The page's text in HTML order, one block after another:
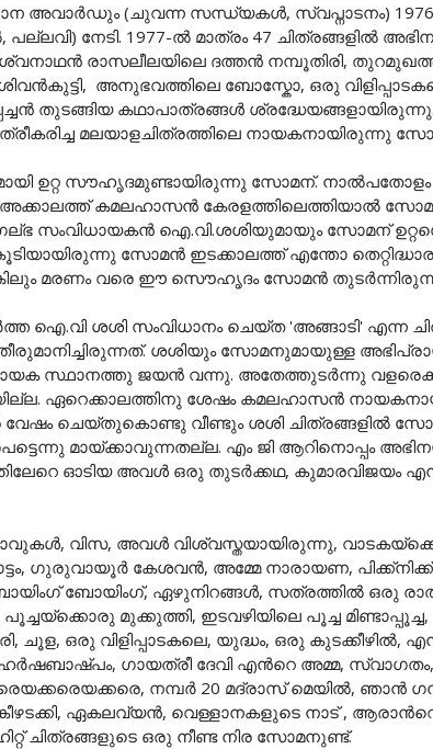
അവാർഡും (ചുവന്ന സന്ധ്യകൾ, സ്വപ്നാടനം)
നേടി. 1977-ൽ മാത്രം 47 ചിത്രങ്ങളിൽ
രാസലീലയിലെ ദത്തൻ നമ്പൂതിരി,
അനുഭവത്തിലെ ബോസ്കോ, ഒരു
തുടങ്ങിയ കഥാപാത്രങ്ങൾ ശ്രദ്ധേയങ്ങളായിരുന്നു.
മലയാളചിത്രത്തിലെ നായകനായിരുന്നു
ഉറ്റ സൗഹൃദമുണ്ടായിരുന്നു സോമന്. നാൽപതോളം
അക്കാലത്ത് കമലഹാസൻ കേരളത്തിലെത്തിയാൽ
സംവിധായകൻ ഐ.വി.ശശിയുമായും സോമന്
സോമൻ ഇടക്കാലത്ത് എന്തോ
മരണം വരെ ഈ സൌഹൃദം സോമൻ
ഐ.വി ശശി സംവിധാനം ചെയ്ത 'അങ്ങാടി' എന്ന
ശശിയും സോമനുമായുള്ള
സ്ഥാനത്തു ജയൻ വന്നു. അതേത്തുടർന്നു
ഏറെക്കാലത്തിനു ശേഷം കമലഹാസൻ
ചെയ്തുകൊണ്ടു വീണ്ടും ശശി ചിത്രങ്ങളിൽ
മായ്ക്കാവുന്നതല്ല. എം ജി ആറിനൊപ്പം
ഓടിയ അവൾ ഒരു തുടർക്കഥ, കുമാരവിജയം
വിസ, അവള്‍ വിശ്വസ്തയായിരുന്നു,
ഗുരുവായൂര്‍ കേശവന്‍, അമ്മേ നാരായണ,
ബോയിംഗ്, ഏഴുനിറങ്ങള്‍, സത്രത്തില്‍ ഒരു
മുക്കുത്തി, ഇടവഴിയിലെ പൂച്ച മിണ്ടാപ്പൂച്ച,
ചൂള, ഒരു വിളിപ്പാടകലെ, യുദ്ധം, ഒരു കുടക്കീഴില്‍,
ഗായത്രീ ദേവി എന്‍റെ അമ്മ,
നമ്പര്‍ 20 മദ്രാസ് മെയില്‍, ഞാന്‍
ഏകലവ്യന്‍, വെള്ളാനകളുടെ നാട് ,
ചിത്രങ്ങളുടെ ഒരു നീണ്ട നിര സോമനുണ്ട്.